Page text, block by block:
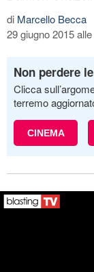
di Marcello Becca
29 giugno 2015
Non perdere
Clicca
terremo
CINEMA